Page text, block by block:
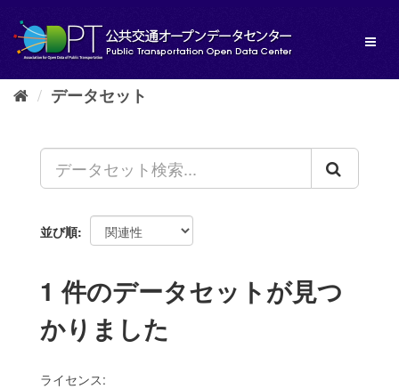
し
データセット
並び順
1 件のデータセットが見つ
かりました
ライセンス: